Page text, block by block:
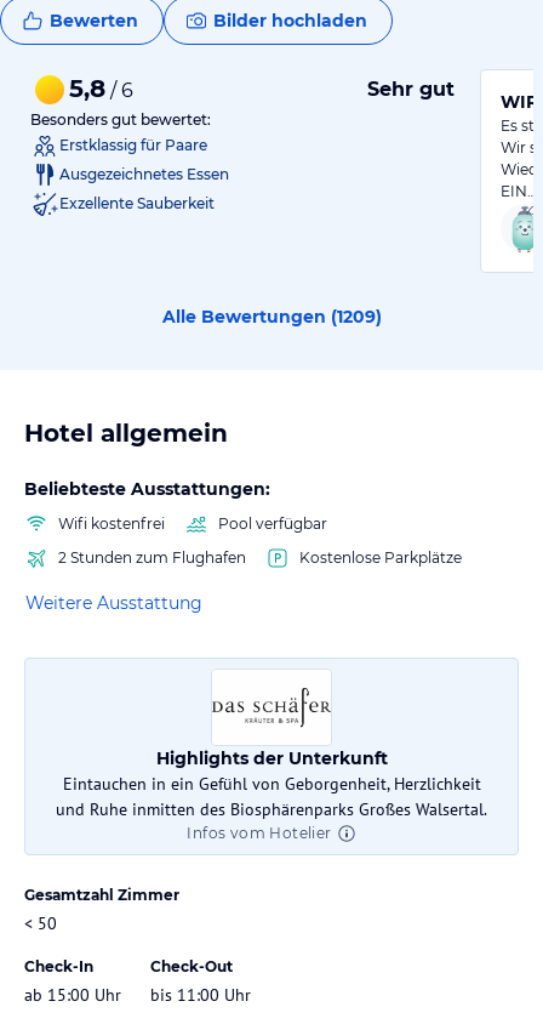
Bewerten Bilder hochladen
5,8 / 6 Sehr gut
Besonders gut bewertet:
Erstklassig für Paare
Ausgezeichnetes Essen
Exzellente Sauberkeit
WIR
Es
Wir
EIN…
Alle Bewertungen (1209)
Hotel allgemein
Beliebteste Ausstattungen:
Wifi kostenfrei
Pool verfügbar
2 Stunden zum Flughafen
Kostenlose Parkplätze
Weitere Ausstattung
Highlights der Unterkunft
Eintauchen in ein Gefühl von Geborgenheit, Herzlichkeit
und Ruhe inmitten des Biosphärenparks Großes Walsertal.
Infos vom Hotelier
Gesamtzahl Zimmer
< 50
Check-In
ab 15:00 Uhr
Check-Out
bis 11:00 Uhr